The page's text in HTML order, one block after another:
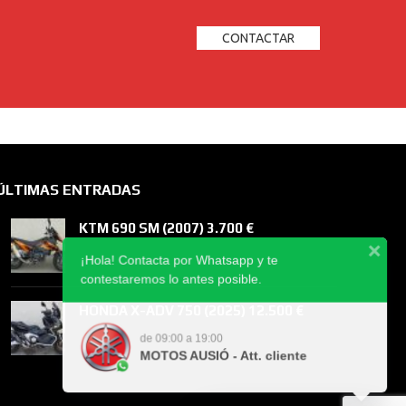
ENTRADAS
KTM 690 SM (2007) 3.700 €
¡Hola! Contacta por Whatsapp y te
contestaremos lo antes posible.
de 09:00 a 19:00
MOTOS AUSIÓ - Att. cliente